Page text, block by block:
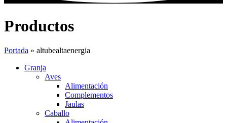
Productos
Portada » altubealtaenergia
Granja
Aves
Alimentación
Complementos
Jaulas
Caballo